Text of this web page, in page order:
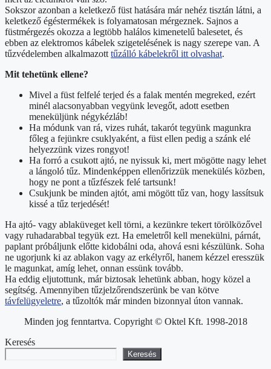
Sokszor azonban a keletkező füst hatására már nehéz tisztán látni, a
keletkező égéstermékek is folyamatosan mérgeznek. Sajnos a
füstmérgezés okozza a legtöbb halálos kimenetelű balesetet, és
ebben az elektromos kábelek szigetelésének is nagy szerepe van. A
tűzvédelemben alkalmazott tűzálló kábelekről itt olvashat.
Mit tehetünk ellene?
Mivel a füst felfelé terjed és a falak mentén megreked, ezért
minél alacsonyabban vegyünk levegőt, adott esetben
meneküljünk négykézláb!
Ha módunk van rá, vizes ruhát, takarót tegyünk magunkra
főleg a fejünkre csuklyaként, a füst ellen pedig a szánk elé
helyezzünk vizes rongyot!
Ha forró a csukott ajtó, ne nyissuk ki, mert mögötte nagy lehet
a lángoló tűz. Mindenképpen ellenőrizzük menekülés közben,
hogy ne pont a tűzfészek felé tartsunk!
Csukjunk be minden ajtót, ami mögött tűz van, hogy lassítsuk
kissé a tűz terjedését!
Ha ajtó- vagy ablaküveget kell törni, a kezünkre tekert törölközővel
vagy ruhadarabbal tegyük ezt. Ha emeletről kell menekülni, párnát,
paplant próbáljunk előtte kidobálni oda, ahová esni készülünk. Soha
ne ugorjunk ki az ablakon vagy az erkélyről, hanem kézzel eresszük
le magunkat, amíg lehet, onnan essünk tovább.
Ha eddig eljutottunk, már biztosak lehetünk abban, hogy közel a
segítség. Amennyiben tűzjelzőrendszerünk be van kötve
távfelügyeletre, a tűzoltók már minden bizonnyal úton vannak.
Minden jog fenntartva. Copyright © Oktel Kft. 1998-2018
Keresés
Keresés